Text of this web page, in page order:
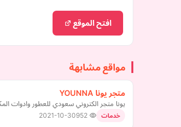
افتح الموقع
مواقع مشابهة
متجر يونا YOUNNA
يونا متجر الكتروني سعودي للعطور وادوات
خدمات 2021-10-30